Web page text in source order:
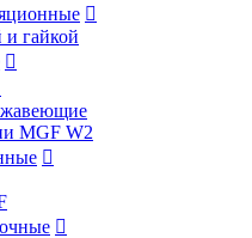

и гайкой

MGF W2

